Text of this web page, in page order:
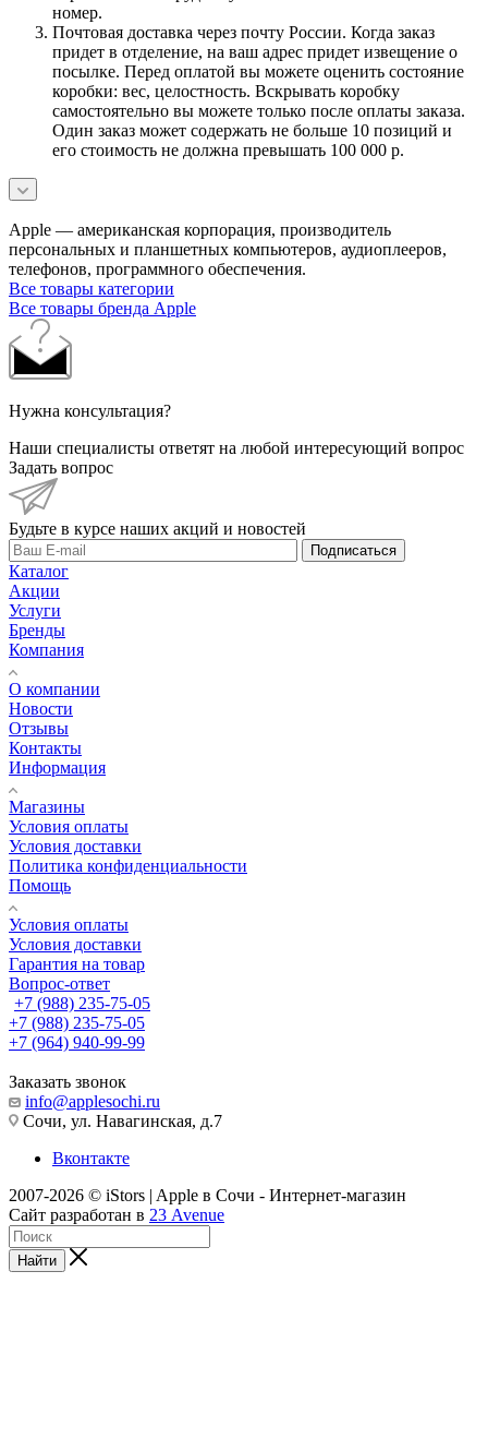
номер.
Почтовая доставка через почту России. Когда заказ
придет в отделение, на ваш адрес придет извещение о
посылке. Перед оплатой вы можете оценить состояние
коробки: вес, целостность. Вскрывать коробку
самостоятельно вы можете только после оплаты заказа.
Один заказ может содержать не больше 10 позиций и
его стоимость не должна превышать 100 000 р.
Apple — американская корпорация, производитель
персональных и планшетных компьютеров, аудиоплееров,
телефонов, программного обеспечения.
Все товары категории
Все товары бренда Apple
Нужна консультация?
Наши специалисты ответят на любой интересующий вопрос
Задать вопрос
Будьте в курсе наших акций и новостей
Подписаться
Каталог
Акции
Услуги
Бренды
Компания
О компании
Новости
Отзывы
Контакты
Информация
Магазины
Условия оплаты
Условия доставки
Политика конфиденциальности
Помощь
Условия оплаты
Условия доставки
Гарантия на товар
Вопрос-ответ
+7 (988) 235-75-05
+7 (988) 235-75-05
+7 (964) 940-99-99
Заказать звонок
info@applesochi.ru
Сочи, ул. Навагинская, д.7
Вконтакте
2007-2026 © iStors | Apple в Сочи - Интернет-магазин
Сайт разработан в 23 Avenue
Найти